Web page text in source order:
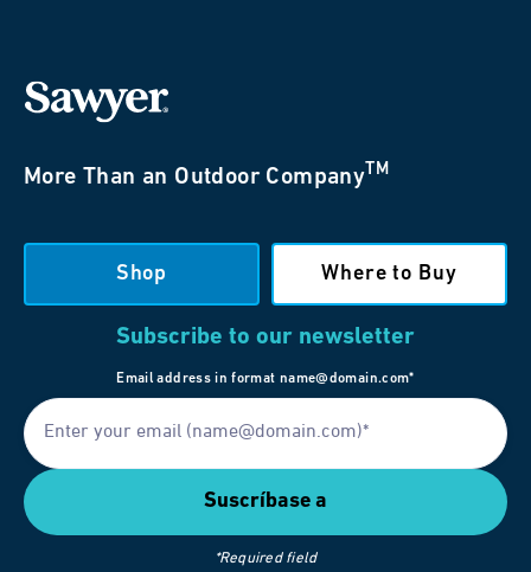
More Than an Outdoor Company TM
Shop Where to Buy
Subscribe to our newsletter
Email address in format name@domain.com*
*Required field